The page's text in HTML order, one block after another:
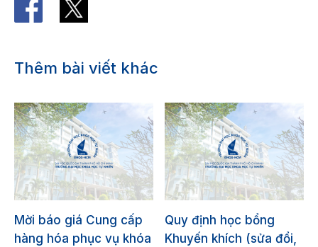
Thêm bài viết khác
Mời báo giá Cung cấp
hàng hóa phục vụ khóa
Quy định học bổng
Khuyến khích (sửa đổi,